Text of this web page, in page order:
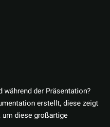
der Präsentation?
erstellt, diese zeigt
um diese großartige